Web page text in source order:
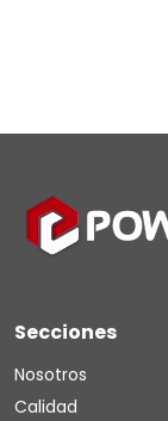
Secciones
Nosotros
Calidad